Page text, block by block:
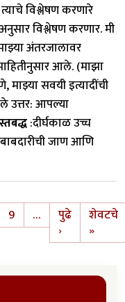
विश्लेषण करणारे
विश्लेषण करणार. मी
अंतरजालावर
आले. (माझा
सवयी इत्यादींची
उत्तर: आपल्या
:दीर्घकाळ उच्च
जाण आणि
9 … पुढे
›Next page
शेवटचे
»Last